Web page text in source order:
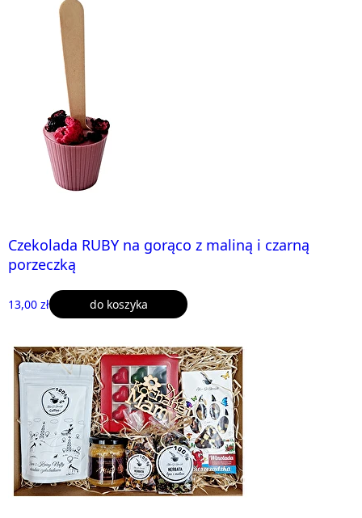
Czekolada RUBY na gorąco z maliną i czarną
porzeczką
13,00 zł do koszyka